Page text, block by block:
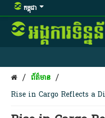
កម្ពុជា
/ ព័ត៌មាន /
Rise in Cargo Reflects a